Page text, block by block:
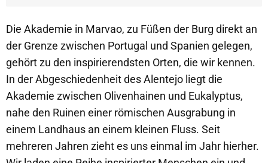
Die Akademie in Marvao, zu Füßen der Burg direkt an
der Grenze zwischen Portugal und Spanien gelegen,
gehört zu den inspirierendsten Orten, die wir kennen.
In der Abgeschiedenheit des Alentejo liegt die
Akademie zwischen Olivenhainen und Eukalyptus,
nahe den Ruinen einer römischen Ausgrabung in
einem Landhaus an einem kleinen Fluss. Seit
mehreren Jahren zieht es uns einmal im Jahr hierher.